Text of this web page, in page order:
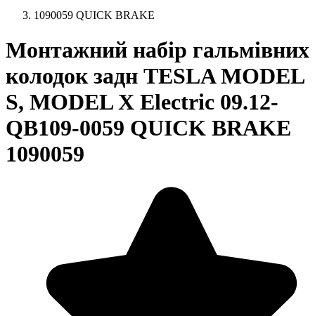
1090059 QUICK BRAKE
Монтажний набір гальмівних
колодок задн TESLA MODEL
S, MODEL X Electric 09.12-
QB109-0059 QUICK BRAKE
1090059